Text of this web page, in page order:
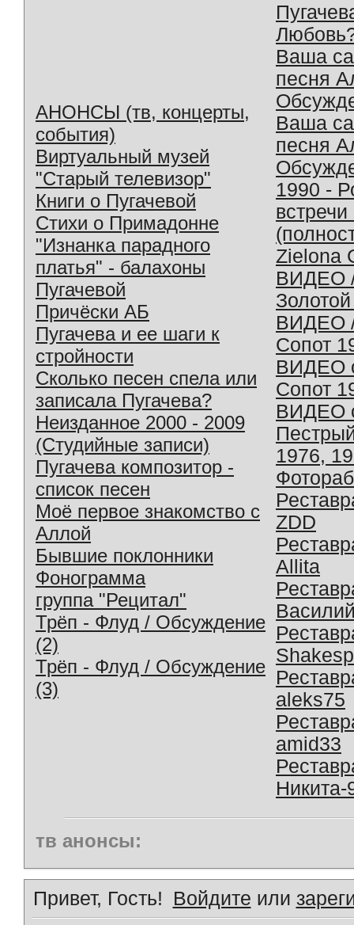
АНОНСЫ (тв, концерты,
события)
Виртуальный музей
"Старый телевизор"
Книги о Пугачевой
Стихи о Примадонне
"Изнанка парадного
платья" - балахоны
Пугачевой
Причёски АБ
Пугачева и ее шаги к
стройности
Сколько песен спела или
записала Пугачева?
Неизданное 2000 - 2009
(Студийные записи)
Пугачева композитор -
список песен
Моё первое знакомство с
Аллой
Бывшие поклонники
Фонограмма
группа "Рецитал"
Трёп - Флуд / Обсуждение
(2)
Трёп - Флуд / Обсуждение
(3)
Ваша
песня
Ваша
песня
1990 -
Zielona
ВИДЕО
ВИДЕО
Сопот
ВИДЕО
Сопот
ВИДЕО
1976,
ZDD
Allita
aleks75
amid33
Никита-
тв анонсы:
Привет, Гость! Войдите или